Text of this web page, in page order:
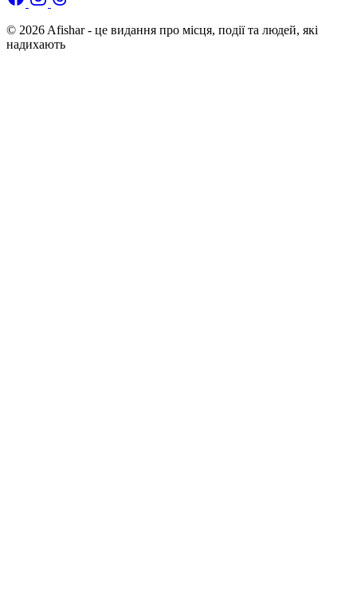
© 2026 Afishar - це видання про місця, події та людей, які
надихають